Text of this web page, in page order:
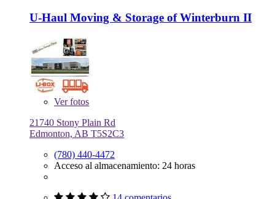
U-Haul Moving & Storage of Winterburn II
Verfotos
21740 Stony Plain Rd
Edmonton, AB T5S2C3
(780) 440-4472
Acceso al almacenamiento: 24 horas